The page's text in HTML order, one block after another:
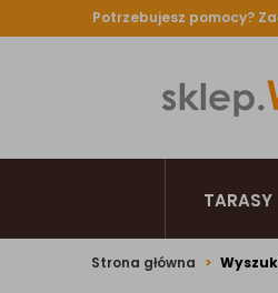
Potrzebujesz pomocy?
TARASY
Strona główna